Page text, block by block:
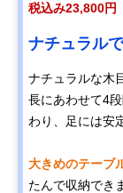
税込み23,800円
ナチュラル
ナチュラルな木
長にあわせて4
わり、足には安
大きめのテーブ
たんで収納でき